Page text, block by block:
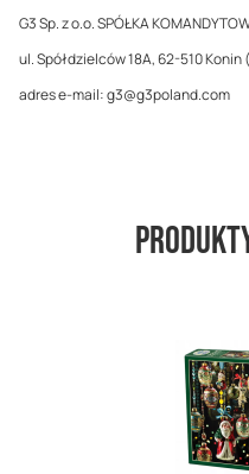
G3 Sp. z o.o. SPÓŁKA
ul. Spółdzielców 18A, 62-510 Konin
adres e-mail: g3@g3poland.com